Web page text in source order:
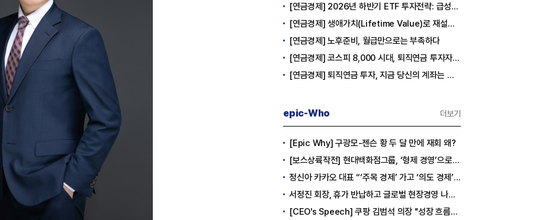
[연금경제] 2026년 하반기 ETF 투자전략: 급성장의 상반기를 접고, 이제 '실적'이 가르는 하반기를 맞다
[연금경제] 생애가치(Lifetime Value)로 재설계하는 은퇴 후 안정적 생활보장과 평생소득 전략
[연금경제] 노후준비, 월급만으로는 부족하다
[연금경제] 코스피 8,000 시대, 퇴직연금 투자자는 왜 지금 FOMO를 경계해야 하는가
[연금경제] 퇴직연금 투자, 지금 당신의 계좌는 어느 편인가?
epic-Who 더보기
[Epic Why] 구광모-젠슨 황 두 달 만에 재회 왜?
[보스상륙작전] 현대백화점그룹, ‘형제 경영’으로 방향 틀었다
정신아 카카오 대표 “‘주목 경제’ 가고 ‘의도 경제’ 왔다”
서정진 회장, 휴가 반납하고 글로벌 현장경영 나선다
[CEO's Speech] 쿠팡 김범석 의장 "성장 흐름은 변하지 않았다"